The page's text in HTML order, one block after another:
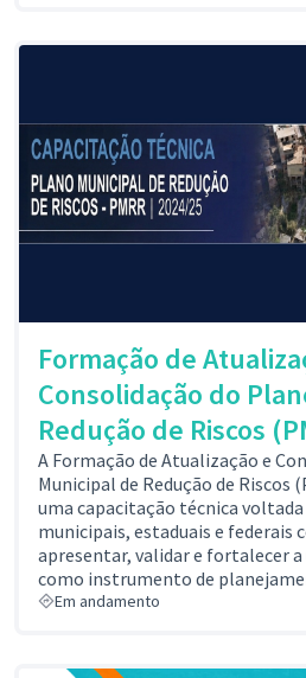
Formação de
Consolidação do
Redução de Riscos
A Formação de Atualização e
Municipal de Redução de Riscos
uma capacitação técnica voltada
municipais, estaduais e federais
apresentar, validar e fortalecer
como instrumento de
Em andamento